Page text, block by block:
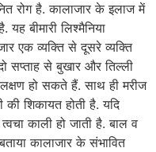
रोग है. कालाजार के इलाज में
बीमारी लिश्मैनिया
एक व्यक्ति से दूसरे व्यक्ति
सप्ताह से बुखार और तिल्ली
हो सकते हैं. साथ ही मरीज
शिकायत होती है. यदि
काली हो जाती है. बाल व
कालाजार के संभावित